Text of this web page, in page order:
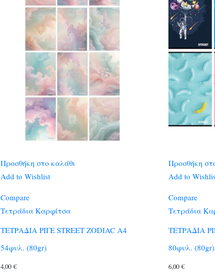
Προσθήκη στο καλάθι
Add to Wishlist
Compare
Τετράδια Καρφίτσα
ΤΕΤΡΑΔΙΑ ΡΙΓΕ STREET ZODIAC A4
54φυλ. (80gr)
4,00 €
Προσθήκη
Add to
Compare
Τετράδια
ΤΕΤΡΑΔΙΑ
80φυλ. (80gr)
6,00 €